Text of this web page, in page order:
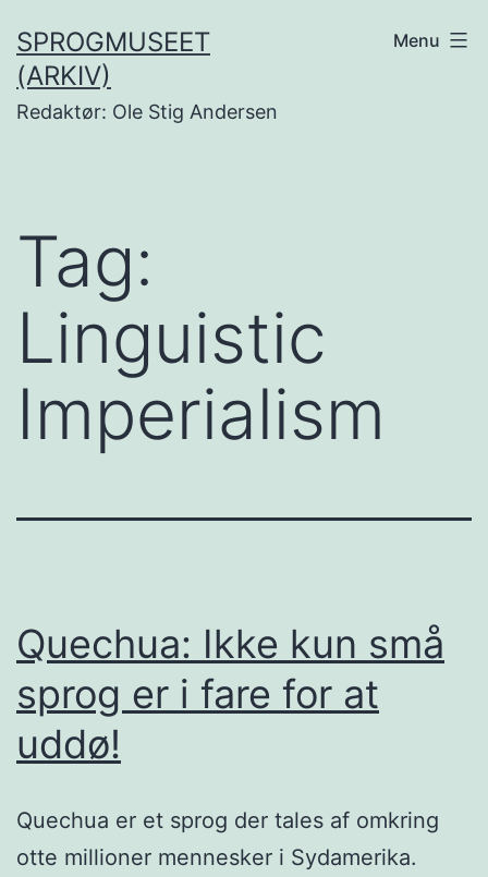
til
indhold
SPROGMUSEET
(ARKIV)
Redaktør: Ole Stig Andersen
Menu
Tag:
Linguistic
Imperialism
Quechua: Ikke kun små
sprog er i fare for at
uddø!
Quechua er et sprog der tales af omkring
otte millioner mennesker i Sydamerika.